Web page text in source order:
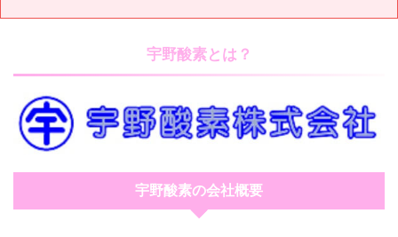
宇野酸素とは？
宇野酸素の会社概要